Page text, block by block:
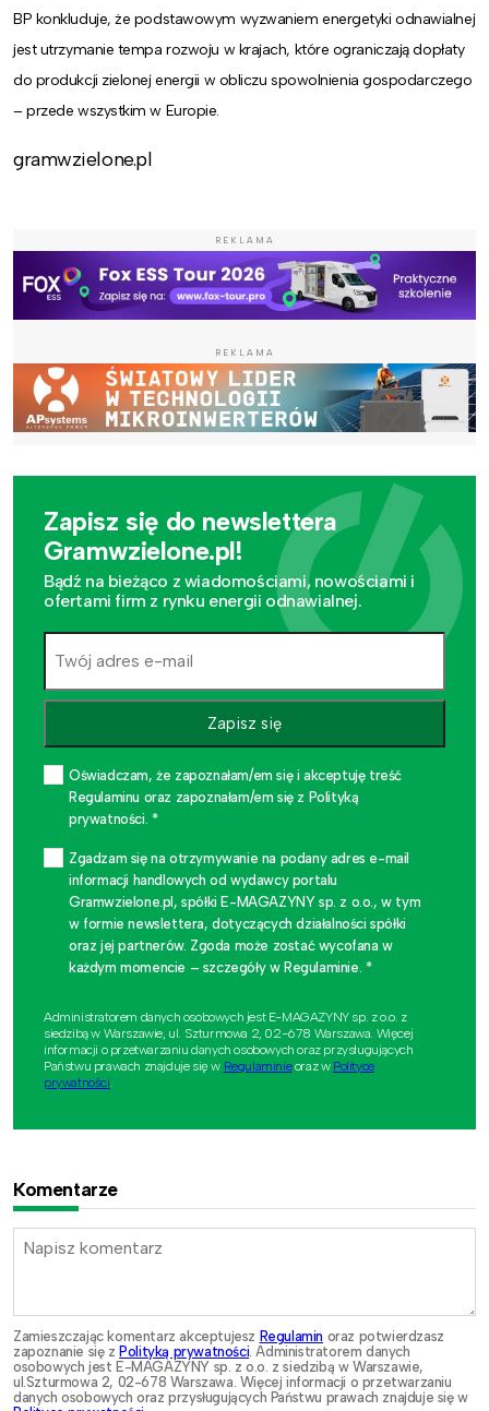
BP konkluduje, że podstawowym wyzwaniem energetyki odnawialnej
jest utrzymanie tempa rozwoju w krajach, które ograniczają dopłaty
do produkcji zielonej energii w obliczu spowolnienia gospodarczego
– przede wszystkim w Europie.
gramwzielone.pl
REKLAMA
REKLAMA
Zapisz się do newslettera
Gramwzielone.pl!
Bądź na bieżąco z wiadomościami, nowościami i
ofertami firm z rynku energii odnawialnej.
Zapisz się
Oświadczam, że zapoznałam/em się i akceptuję treść
Regulaminu oraz zapoznałam/em się z Polityką
prywatności. *
Zgadzam się na otrzymywanie na podany adres e-mail
informacji handlowych od wydawcy portalu
Gramwzielone.pl, spółki E-MAGAZYNY sp. z o.o., w tym
w formie newslettera, dotyczących działalności spółki
oraz jej partnerów. Zgoda może zostać wycofana w
każdym momencie – szczegóły w Regulaminie. *
Administratorem danych osobowych jest E-MAGAZYNY sp. z o.o. z
siedzibą w Warszawie, ul. Szturmowa 2, 02-678 Warszawa. Więcej
informacji o przetwarzaniu danych osobowych oraz przysługujących
Państwu prawach znajduje się w Regulaminieoraz w Polityce
prywatności.
Komentarze
Zamieszczając komentarz akceptujesz Regulamin oraz potwierdzasz
zapoznanie się z Polityką prywatności. Administratorem danych
osobowych jest E-MAGAZYNY sp. z o.o. z siedzibą w Warszawie,
ul.Szturmowa 2, 02-678 Warszawa. Więcej informacji o przetwarzaniu
danych osobowych oraz przysługujących Państwu prawach znajduje się w